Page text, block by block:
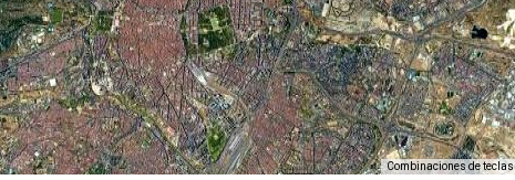
Combinaciones de teclas